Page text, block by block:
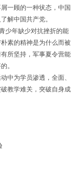
一顾的一种状态，中国
解中国共产党。
少年缺少对抗挫折的能
素的精神是为什么而被
所坚持，军事夏令营能
。
中为学员渗透，全面、
教学难关，突破自身成